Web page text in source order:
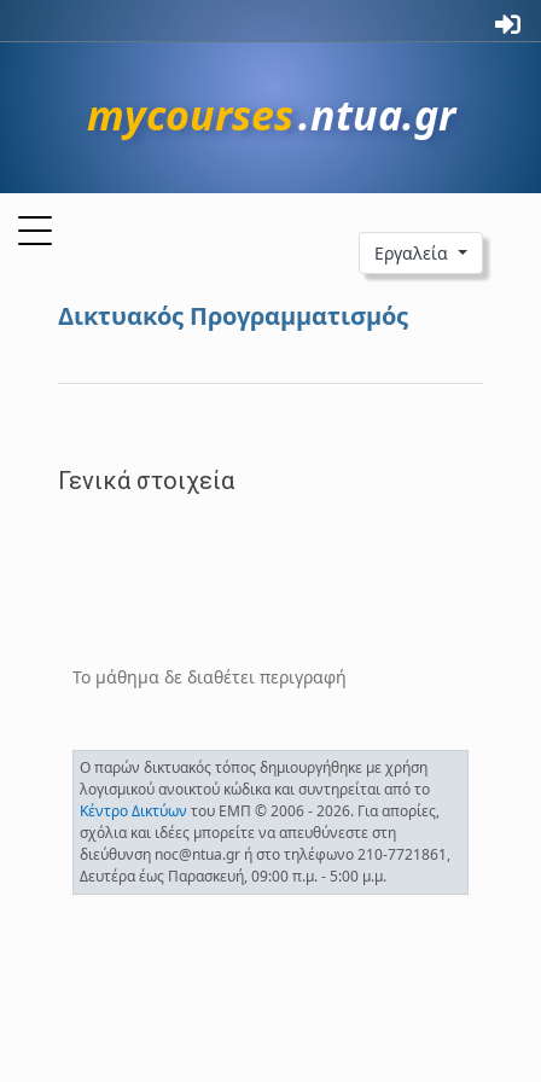
mycourses.ntua.gr
Εργαλεία
Δικτυακός Προγραμματισμός
Γενικά στοιχεία
Το μάθημα δε διαθέτει περιγραφή
Ο παρών δικτυακός τόπος δημιουργήθηκε με χρήση
λογισμικού ανοικτού κώδικα και συντηρείται από το
Κέντρο Δικτύων του ΕΜΠ © 2006 - 2026. Για απορίες,
σχόλια και ιδέες μπορείτε να απευθύνεστε στη
διεύθυνση noc@ntua.gr ή στο τηλέφωνο 210-7721861,
Δευτέρα έως Παρασκευή, 09:00 π.μ. - 5:00 μ.μ.